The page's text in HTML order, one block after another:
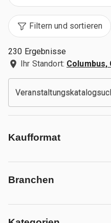
Filtern und sortieren
230 Ergebnisse
Ihr Standort: Columbus,
Kaufformat
Branchen